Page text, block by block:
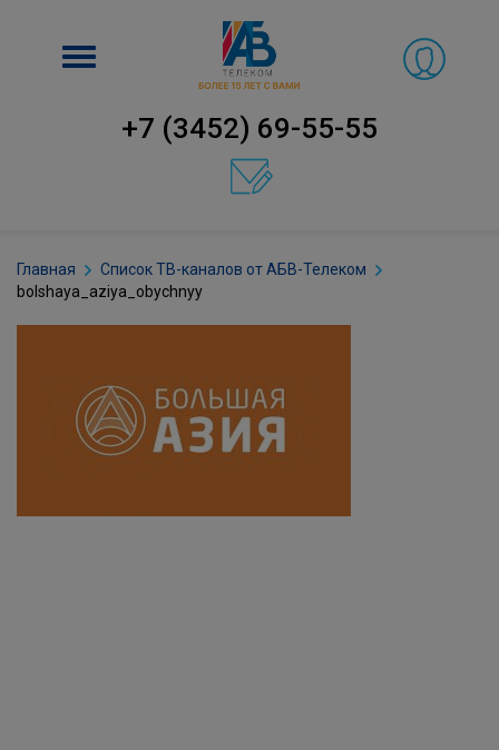
Включить
+7 (3452) 69-55-55
Главная
Список ТВ-каналов от АБВ-Телеком
bolshaya_aziya_obychnyy